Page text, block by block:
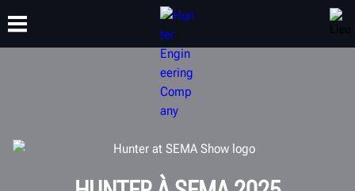
FORMATION